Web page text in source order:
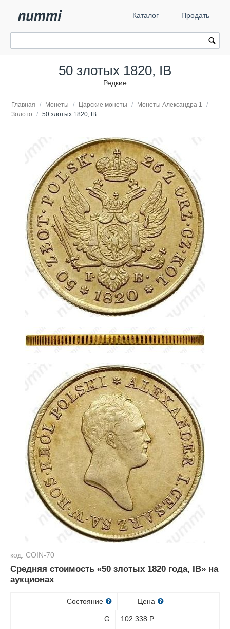
Каталог Продать
50 злотых 1820, IB
Редкие
Главная / Монеты / Царские монеты / Монеты Александра 1
/
Золото
/ 50 злотых 1820, IB
код: COIN-70
Средняя стоимость «50 злотых 1820 года, IB» на
аукционах
Состояние Цена
G 102 338 Р